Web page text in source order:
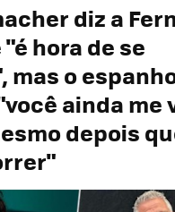
diz a
hora de se
mas o
ainda me
depois